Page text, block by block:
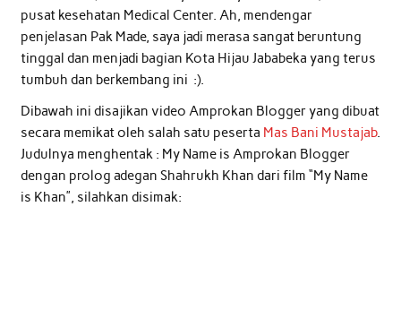
pusat kesehatan Medical Center. Ah, mendengar
penjelasan Pak Made, saya jadi merasa sangat beruntung
tinggal dan menjadi bagian Kota Hijau Jababeka yang terus
tumbuh dan berkembang ini :).
Dibawah ini disajikan video Amprokan Blogger yang dibuat
secara memikat oleh salah satu peserta Mas Bani Mustajab.
Judulnya menghentak : My Name is Amprokan Blogger
dengan prolog adegan Shahrukh Khan dari film “My Name
is Khan”, silahkan disimak: